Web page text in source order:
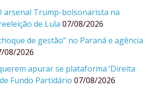
arsenal Trump-bolsonarista na
de Lula 07/08/2026
de gestão” no Paraná e agência
08/2026
apurar se plataforma ‘Direita
Fundo Partidário 07/08/2026